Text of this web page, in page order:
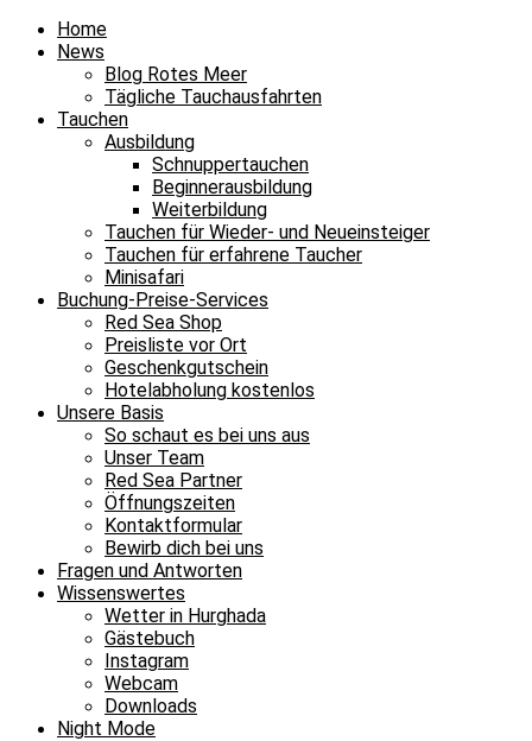
Home
News
Blog Rotes Meer
Tägliche Tauchausfahrten
Tauchen
Ausbildung
Schnuppertauchen
Beginnerausbildung
Weiterbildung
Tauchen für Wieder- und Neueinsteiger
Tauchen für erfahrene Taucher
Minisafari
Buchung-Preise-Services
Red Sea Shop
Preisliste vor Ort
Geschenkgutschein
Hotelabholung kostenlos
Unsere Basis
So schaut es bei uns aus
Unser Team
Red Sea Partner
Öffnungszeiten
Kontaktformular
Bewirb dich bei uns
Fragen und Antworten
Wissenswertes
Wetter in Hurghada
Gästebuch
Instagram
Webcam
Downloads
Night Mode